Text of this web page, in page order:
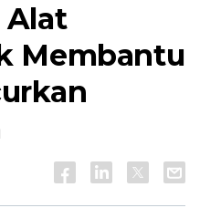
Alat
Membantu